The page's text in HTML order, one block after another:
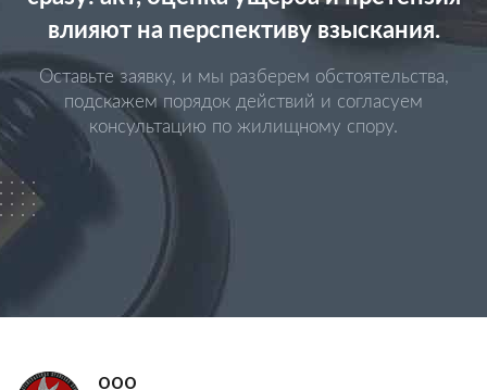
влияют на перспективу взыскания.
Оставьте заявку, и мы разберем обстоятельства,
подскажем порядок действий и согласуем
консультацию по жилищному спору.
ООО